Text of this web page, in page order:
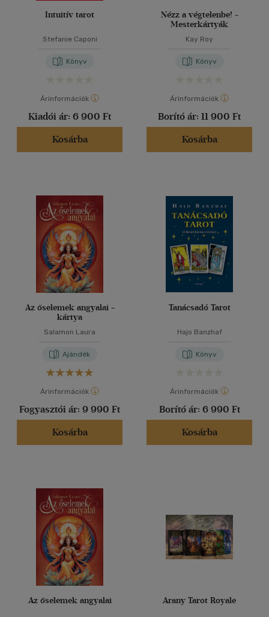
Intuitív tarot
Stefanie Caponi
Könyv
Árinformációk
Kiadói ár: 6 900 Ft
Kosárba
Nézz a végtelenbe! -
Mesterkártyák
Kay Roy
Könyv
Árinformációk
Borító ár: 11 900 Ft
Kosárba
Az őselemek angyalai -
kártya
Salamon Laura
Ajándék
Árinformációk
Fogyasztói ár: 9 990 Ft
Kosárba
Tanácsadó Tarot
Hajo Banzhaf
Könyv
Árinformációk
Borító ár: 6 990 Ft
Kosárba
Az őselemek angyalai Arany Tarot Royale